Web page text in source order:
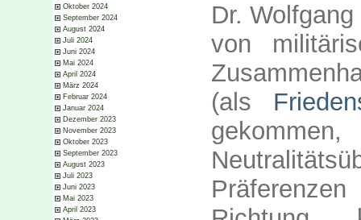
Oktober 2024
September 2024
August 2024
Juli 2024
Juni 2024
Mai 2024
April 2024
März 2024
Februar 2024
Januar 2024
Dezember 2023
November 2023
Oktober 2023
September 2023
August 2023
Juli 2023
Juni 2023
Mai 2023
April 2023
Dr.
von
(als